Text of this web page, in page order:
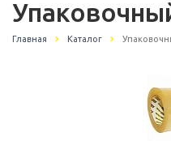
Главная Каталог